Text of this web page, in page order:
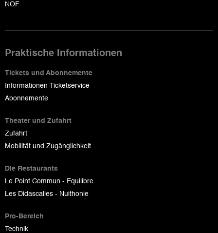
NOF
Praktische Informationen
Tickets und Abonnemente
Informationen Ticketservice
Abonnemente
Theater und Zufahrt
Zufahrt
Mobilität und Zugänglichkeit
Die Restaurants
Le Point Commun - Equilibre
Les Didascalies - Nuithonie
Pro-Bereich
Technik